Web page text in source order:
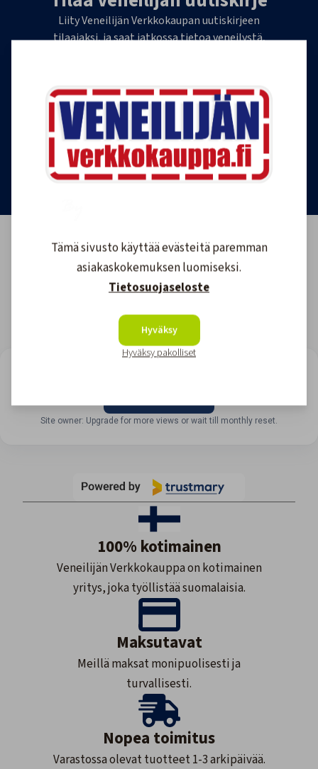
Liity Veneilijän Verkkokaupan uutiskirjeen
tilaajaksi, ja saat jatkossa tietoa veneilystä,
uutiskirjettä kuukaudessa. Voit perua uutiskirjeen
tilauksen milloin tahansa.
Tilaa uutiskirje
Site owner: Upgrade for more views or wait till monthly reset.
100% kotimainen
Veneilijän Verkkokauppa on kotimainen
yritys, joka työllistää suomalaisia.
Maksutavat
Meillä maksat monipuolisesti ja
turvallisesti.
Nopea toimitus
Varastossa olevat tuotteet 1-3 arkipäivää.
Tämä sivusto käyttää evästeitä paremman
asiakaskokemuksen luomiseksi.
Tietosuojaseloste
Hyväksy
Hyväksy pakolliset